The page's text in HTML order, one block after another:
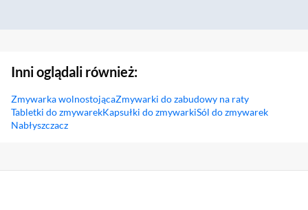
Inni oglądali również:
Zmywarka wolnostojącaZmywarki do zabudowy na raty
Tabletki do zmywarekKapsułki do zmywarkiSól do zmywarek
Nabłyszczacz